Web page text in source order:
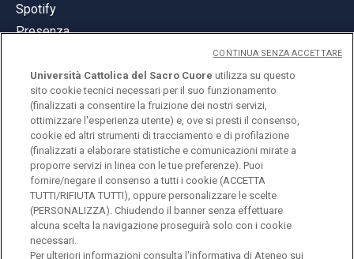
Spotify
Presenza
© Università Cattolica del Sacro Cuore
Largo A. Gemelli 1, 20123 Milano
PI 02133120150
ENGLISH
Università Cattolica del Sacro Cuore utilizza su questo
sito cookie tecnici necessari per il suo funzionamento
(finalizzati a consentire la fruizione dei nostri servizi,
ottimizzare l'esperienza utente) e, ove si presti il consenso,
cookie ed altri strumenti di tracciamento e di profilazione
(finalizzati a elaborare statistiche e comunicazioni mirate a
proporre servizi in linea con le tue preferenze). Puoi
fornire/negare il consenso a tutti i cookie (ACCETTA
TUTTI/RIFIUTA TUTTI), oppure personalizzare le scelte
(PERSONALIZZA). Chiudendo il banner senza effettuare
alcuna scelta la navigazione proseguirà solo con i cookie
necessari.
Per ulteriori informazioni consulta l'informativa di Ateneo sui
CONTINUA SENZA ACCETTARE